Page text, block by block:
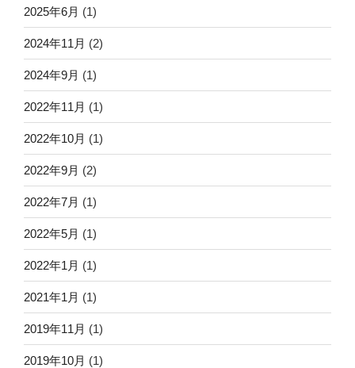
2025年6月 (1)
2024年11月 (2)
2024年9月 (1)
2022年11月 (1)
2022年10月 (1)
2022年9月 (2)
2022年7月 (1)
2022年5月 (1)
2022年1月 (1)
2021年1月 (1)
2019年11月 (1)
2019年10月 (1)